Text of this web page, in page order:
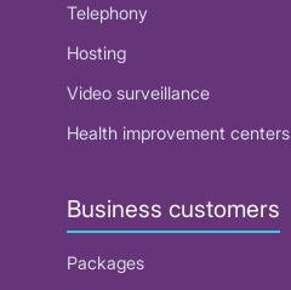
Telephony
Hosting
Video surveillance
Health improvement centers
Business customers
Packages